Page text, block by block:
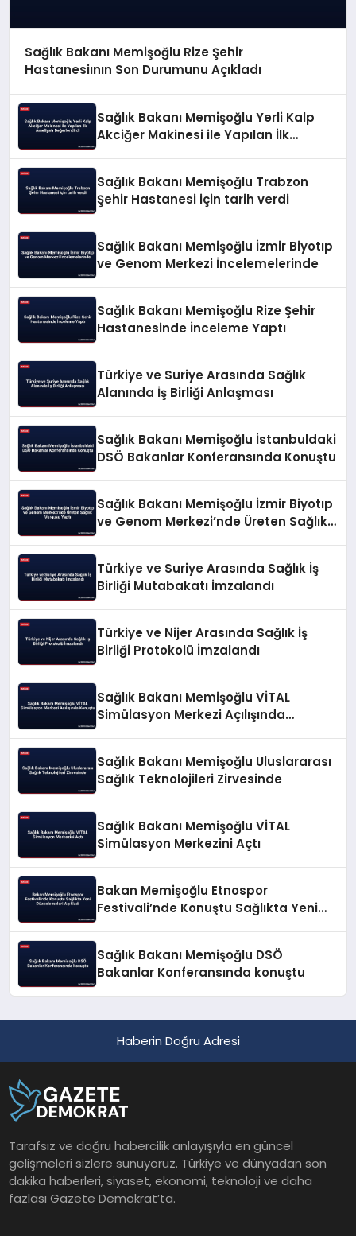
Sağlık Bakanı Memişoğlu Rize Şehir
Hastanesiının Son Durumunu Açıkladı
Sağlık Bakanı Memişoğlu Yerli Kalp
Akciğer Makinesi ile Yapılan İlk
Sağlık Bakanı Memişoğlu Trabzon
Şehir Hastanesi için tarih verdi
Sağlık Bakanı Memişoğlu İzmir Biyotıp
ve Genom Merkezi İncelemelerinde
Sağlık Bakanı Memişoğlu Rize Şehir
Hastanesinde İnceleme Yaptı
Türkiye ve Suriye Arasında Sağlık
Alanında İş Birliği Anlaşması
Sağlık Bakanı Memişoğlu İstanbuldaki
DSÖ Bakanlar Konferansında Konuştu
Sağlık Bakanı Memişoğlu İzmir Biyotıp
ve Genom Merkezi’nde Üreten Sağlık
Türkiye ve Suriye Arasında Sağlık İş
Birliği Mutabakatı İmzalandı
Türkiye ve Nijer Arasında Sağlık İş
Birliği Protokolü İmzalandı
Sağlık Bakanı Memişoğlu VİTAL
Simülasyon Merkezi Açılışında
Sağlık Bakanı Memişoğlu Uluslararası
Sağlık Teknolojileri Zirvesinde
Sağlık Bakanı Memişoğlu VİTAL
Simülasyon Merkezini Açtı
Bakan Memişoğlu Etnospor
Festivali’nde Konuştu Sağlıkta Yeni
Sağlık Bakanı Memişoğlu DSÖ
Bakanlar Konferansında konuştu
Haberin Doğru Adresi
Tarafsız ve doğru habercilik anlayışıyla en güncel
gelişmeleri sizlere sunuyoruz. Türkiye ve dünyadan son
dakika haberleri, siyaset, ekonomi, teknoloji ve daha
fazlası Gazete Demokrat’ta.